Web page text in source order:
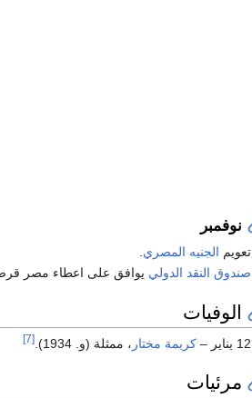
نوفمبر
تعويم الجنيه المصري
صندوق النقد الدولي يوافق على اعطاء مصر
الوفيات
12 يناير – كريمة مختار ، ممثلة (و. 1934). [7]
مرئيات